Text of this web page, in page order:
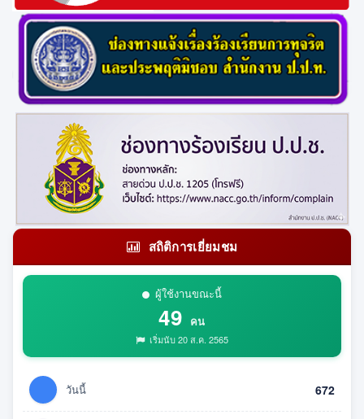
สถิติการเยี่ยมชม
ผู้ใช้งานขณะนี้
49 คน
เริ่มนับ 20 ส.ค. 2565
วันนี้ 672